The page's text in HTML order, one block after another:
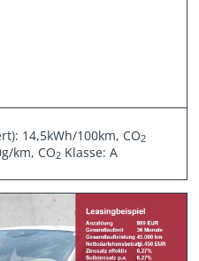
14,5kWh/100km, CO2
km, CO2 Klasse: A